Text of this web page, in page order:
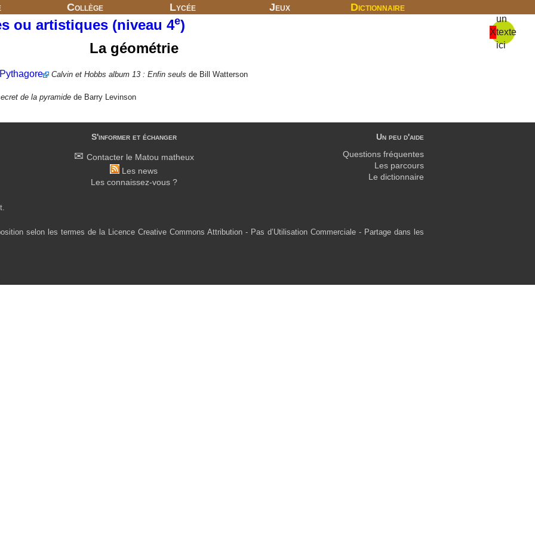
Collège Lycée Jeux Dictionnaire
X
un
texte
ici
ou artistiques (niveau 4e)
La géométrie
Calvin et Hobbs album 13 : Enfin seuls de Bill Watterson
de la pyramide de Barry Levinson
S'informer et échanger
Contacter le Matou matheux
Les news
Les connaissez-vous ?
Un peu d'aide
Questions fréquentes
Les parcours
Le dictionnaire
selon les termes de la Licence Creative Commons Attribution - Pas d’Utilisation Commerciale - Partage dans les